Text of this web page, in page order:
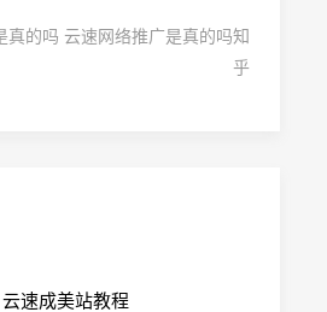
真的吗 云速网络推广是真的吗知
乎
速成美站教程